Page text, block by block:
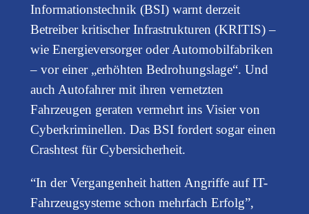
Informationstechnik (BSI) warnt derzeit
Betreiber kritischer Infrastrukturen (KRITIS) –
wie Energieversorger oder Automobilfabriken
– vor einer „erhöhten Bedrohungslage“. Und
auch Autofahrer mit ihren vernetzten
Fahrzeugen geraten vermehrt ins Visier von
Cyberkriminellen. Das BSI fordert sogar einen
Crashtest für Cybersicherheit.
“In der Vergangenheit hatten Angriffe auf IT-
Fahrzeugsysteme schon mehrfach Erfolg”,